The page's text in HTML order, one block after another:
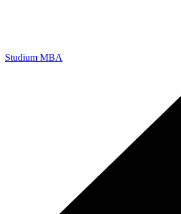
Studium MBA